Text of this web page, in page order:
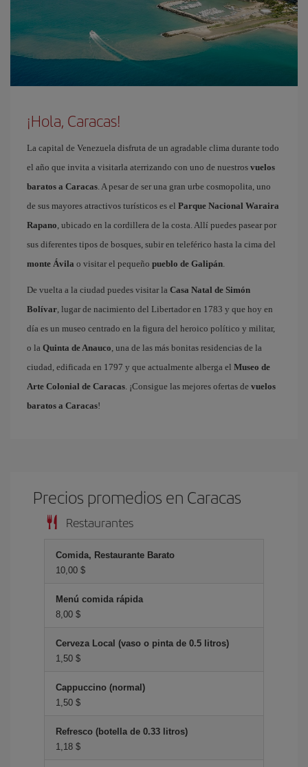
¡Hola, Caracas!
La capital de Venezuela disfruta de un agradable clima durante todo
el año que invita a visitarla aterrizando con uno de nuestros vuelos
baratos a Caracas. A pesar de ser una gran urbe cosmopolita, uno
de sus mayores atractivos turísticos es el Parque Nacional Waraira
Rapano, ubicado en la cordillera de la costa. Allí puedes pasear por
sus diferentes tipos de bosques, subir en teleférico hasta la cima del
monte Ávila o visitar el pequeño pueblo de Galipán.
De vuelta a la ciudad puedes visitar la Casa Natal de Simón
Bolívar, lugar de nacimiento del Libertador en 1783 y que hoy en
día es un museo centrado en la figura del heroico político y militar,
o la Quinta de Anauco, una de las más bonitas residencias de la
ciudad, edificada en 1797 y que actualmente alberga el Museo de
Arte Colonial de Caracas. ¡Consigue las mejores ofertas de vuelos
baratos a Caracas!
Precios promedios en Caracas
Restaurantes
Comida, Restaurante Barato
10,00 $
Menú comida rápida
8,00 $
Cerveza Local (vaso o pinta de 0.5 litros)
1,50 $
Cappuccino (normal)
1,50 $
Refresco (botella de 0.33 litros)
1,18 $